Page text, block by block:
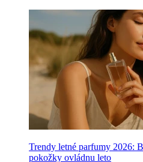
Trendy letné parfumy 2026:
pokožky ovládnu leto